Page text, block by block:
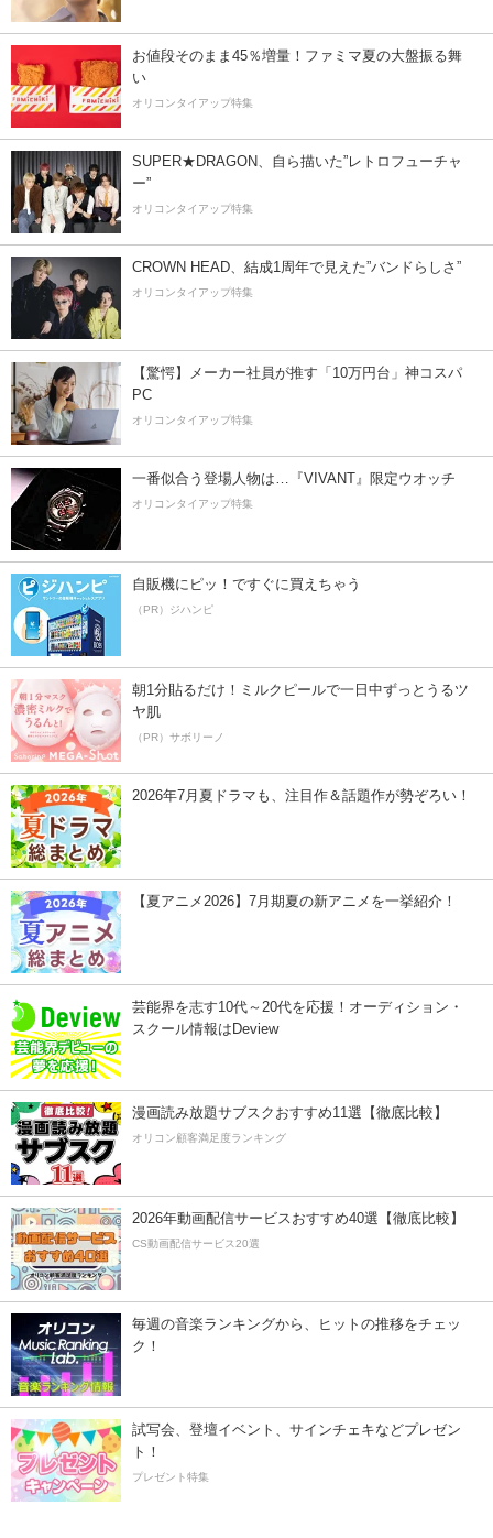
お値段そのまま45％増量！ファミマ夏の大盤振る舞
い
オリコンタイアップ特集
SUPER★DRAGON、自ら描いた”レトロフューチャ
ー”
オリコンタイアップ特集
CROWN HEAD、結成1周年で見えた”バンドらしさ”
オリコンタイアップ特集
【驚愕】メーカー社員が推す「10万円台」神コスパ
PC
オリコンタイアップ特集
一番似合う登場人物は…『VIVANT』限定ウオッチ
オリコンタイアップ特集
自販機にピッ！ですぐに買えちゃう
（PR）ジハンピ
朝1分貼るだけ！ミルクピールで一日中ずっとうるツ
ヤ肌
（PR）サボリーノ
2026年7月夏ドラマも、注目作＆話題作が勢ぞろい！
【夏アニメ2026】7月期夏の新アニメを一挙紹介！
芸能界を志す10代～20代を応援！オーディション・
スクール情報はDeview
漫画読み放題サブスクおすすめ11選【徹底比較】
オリコン顧客満足度ランキング
2026年動画配信サービスおすすめ40選【徹底比較】
CS動画配信サービス20選
毎週の音楽ランキングから、ヒットの推移をチェッ
ク！
試写会、登壇イベント、サインチェキなどプレゼン
ト！
プレゼント特集